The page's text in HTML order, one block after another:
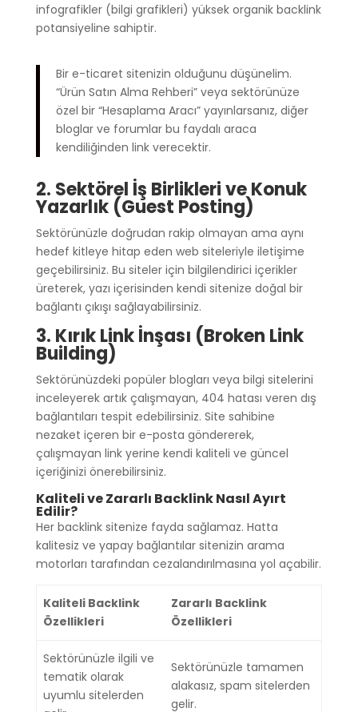
infografikler (bilgi grafikleri) yüksek organik backlink
potansiyeline sahiptir.
Bir e-ticaret sitenizin olduğunu düşünelim.
“Ürün Satın Alma Rehberi” veya sektörünüze
özel bir “Hesaplama Aracı” yayınlarsanız, diğer
bloglar ve forumlar bu faydalı araca
kendiliğinden link verecektir.
2. Sektörel İş Birlikleri ve Konuk
Yazarlık (Guest Posting)
Sektörünüzle doğrudan rakip olmayan ama aynı
hedef kitleye hitap eden web siteleriyle iletişime
geçebilirsiniz. Bu siteler için bilgilendirici içerikler
üreterek, yazı içerisinden kendi sitenize doğal bir
bağlantı çıkışı sağlayabilirsiniz.
3. Kırık Link İnşası (Broken Link
Building)
Sektörünüzdeki popüler blogları veya bilgi sitelerini
inceleyerek artık çalışmayan, 404 hatası veren dış
bağlantıları tespit edebilirsiniz. Site sahibine
nezaket içeren bir e-posta göndererek,
çalışmayan link yerine kendi kaliteli ve güncel
içeriğinizi önerebilirsiniz.
Kaliteli ve Zararlı Backlink Nasıl Ayırt
Edilir?
Her backlink sitenize fayda sağlamaz. Hatta
kalitesiz ve yapay bağlantılar sitenizin arama
motorları tarafından cezalandırılmasına yol açabilir.
Kaliteli Backlink
Özellikleri
Zararlı Backlink
Özellikleri
Sektörünüzle ilgili ve
tematik olarak
uyumlu sitelerden
Sektörünüzle tamamen
alakasız, spam sitelerden
gelir.